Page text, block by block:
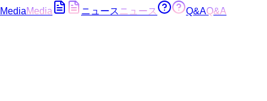
MediaMedia ニュース ニュース Q&AQ&A